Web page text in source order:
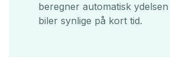
beregner automatisk
biler synlige på kort tid.